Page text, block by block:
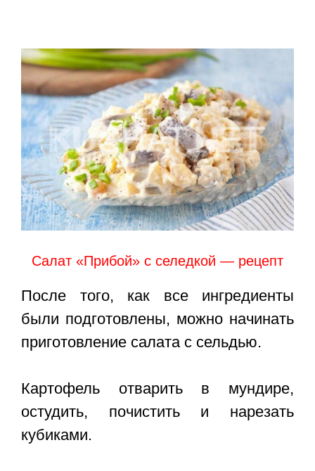
Салат «Прибой» с селедкой — рецепт
После того, как все ингредиенты
были подготовлены, можно начинать
приготовление салата с сельдью.
Картофель отварить в мундире,
остудить, почистить и нарезать
кубиками.